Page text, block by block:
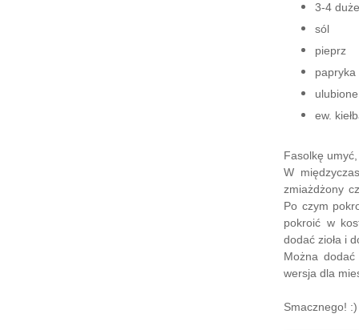
3-4
sól
pieprz
papryka
ew.
Fasolkę
W
zmiażdżony
Po czym
pokroić w
dodać zioła i
Można
wersja dla
Smacznego! :)